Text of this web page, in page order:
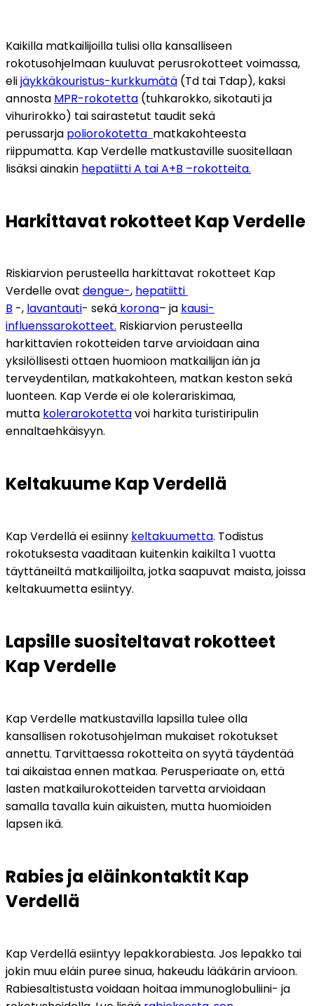
Kaikilla matkailijoilla tulisi olla kansalliseen
rokotusohjelmaan kuuluvat perusrokotteet voimassa,
eli jäykkäkouristus-kurkkumätä (Td tai Tdap), kaksi
annosta MPR-rokotetta (tuhkarokko, sikotauti ja
vihurirokko) tai sairastetut taudit sekä
perussarja poliorokotetta matkakohteesta
riippumatta. Kap Verdelle matkustaville suositellaan
lisäksi ainakin hepatiitti A tai A+B –rokotteita.
Harkittavat rokotteet Kap Verdelle
Riskiarvion perusteella harkittavat rokotteet Kap
Verdelle ovat dengue-, hepatiitti
B -, lavantauti- sekä korona– ja kausi-
influenssarokotteet. Riskiarvion perusteella
harkittavien rokotteiden tarve arvioidaan aina
yksilöllisesti ottaen huomioon matkailijan iän ja
terveydentilan, matkakohteen, matkan keston sekä
luonteen. Kap Verde ei ole kolerariskimaa,
mutta kolerarokotetta voi harkita turistiripulin
ennaltaehkäisyyn.
Keltakuume Kap Verdellä
Kap Verdellä ei esiinny keltakuumetta. Todistus
rokotuksesta vaaditaan kuitenkin kaikilta 1 vuotta
täyttäneiltä matkailijoilta, jotka saapuvat maista, joissa
keltakuumetta esiintyy.
Lapsille suositeltavat rokotteet
Kap Verdelle
Kap Verdelle matkustavilla lapsilla tulee olla
kansallisen rokotusohjelman mukaiset rokotukset
annettu. Tarvittaessa rokotteita on syytä täydentää
tai aikaistaa ennen matkaa. Perusperiaate on, että
lasten matkailurokotteiden tarvetta arvioidaan
samalla tavalla kuin aikuisten, mutta huomioiden
lapsen ikä.
Rabies ja eläinkontaktit Kap
Verdellä
Kap Verdellä esiintyy lepakkorabiesta. Jos lepakko tai
jokin muu eläin puree sinua, hakeudu lääkärin arvioon.
Rabiesaltistusta voidaan hoitaa immunoglobuliini- ja